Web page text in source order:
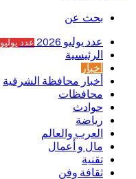
بحث عن
عدد يوليو 2026 عدد يوليو 2026
الرئيسية
أخبار
أخبار محافظة الشرقية
محافظات
حوادث
رياضة
العرب والعالم
مال و أعمال
تقنية
ثقافة وفن